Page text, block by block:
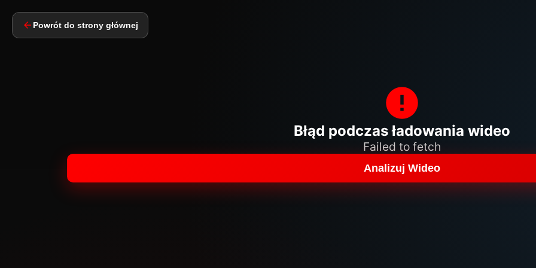
Powrót do strony głównej
Błąd podczas ładowania wideo
Failed to fetch
Analizuj Wideo